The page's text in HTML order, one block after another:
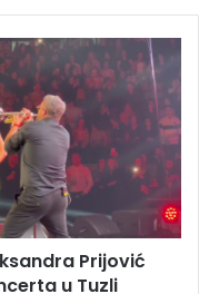
Prijović
u Tuzli